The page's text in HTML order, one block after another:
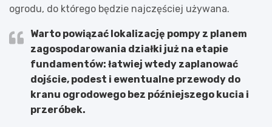
ogrodu, do którego będzie najczęściej używana.
Warto powiązać lokalizację pompy z planem
zagospodarowania działki już na etapie
fundamentów: łatwiej wtedy zaplanować
dojście, podest i ewentualne przewody do
kranu ogrodowego bez późniejszego kucia i
przeróbek.